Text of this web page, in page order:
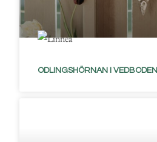
ODLINGSHÖRNAN I VEDBODEN